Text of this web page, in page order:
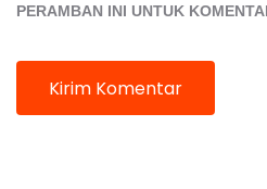
PERAMBAN INI UNTUK